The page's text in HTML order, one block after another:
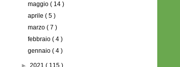
maggio( 14 )
aprile( 5 )
marzo( 7 )
febbraio( 4 )
gennaio( 4 )